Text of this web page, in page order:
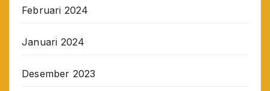
Februari 2024
Januari 2024
Desember 2023